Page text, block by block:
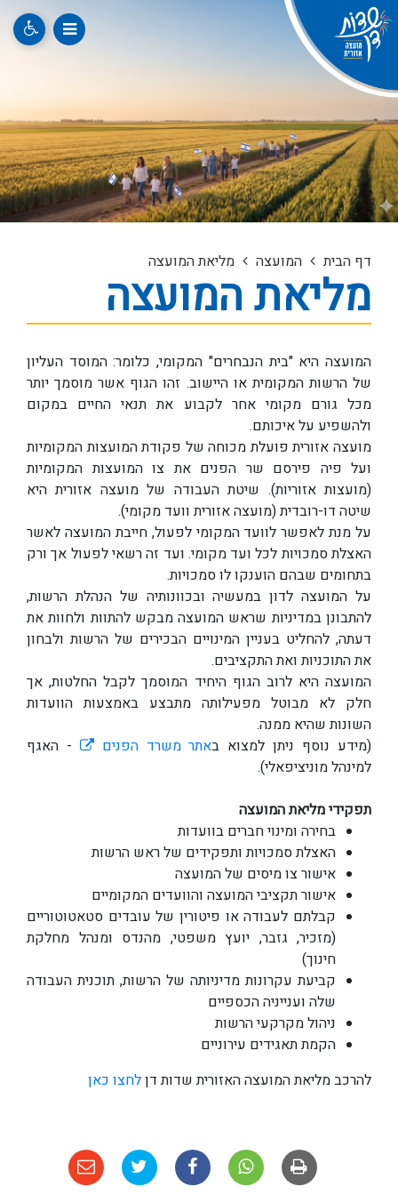
דף הבית המועצה מליאת המועצה
מליאת המועצה
המועצה היא "בית הנבחרים" המקומי, כלומר: המוסד העליון
של הרשות המקומית או היישוב. זהו הגוף אשר מוסמך יותר
מכל גורם מקומי אחר לקבוע את תנאי החיים במקום
ולהשפיע על איכותם.
מועצה אזורית פועלת מכוחה של פקודת המועצות המקומיות
ועל פיה פירסם שר הפנים את צו המועצות המקומיות
(מועצות אזוריות). שיטת העבודה של מועצה אזורית היא
שיטה דו-רובדית (מועצה אזורית וועד מקומי).
על מנת לאפשר לוועד המקומי לפעול, חייבת המועצה לאשר
האצלת סמכויות לכל ועד מקומי. ועד זה רשאי לפעול אך ורק
בתחומים שבהם הוענקו לו סמכויות.
על המועצה לדון במעשיה ובכוונותיה של הנהלת הרשות,
להתבונן במדיניות שראש המועצה מבקש להתוות ולחוות את
דעתה, להחליט בעניין המינויים הבכירים של הרשות ולבחון
את התוכניות ואת התקציבים.
המועצה היא לרוב הגוף היחיד המוסמך לקבל החלטות, אך
חלק לא מבוטל מפעילותה מתבצע באמצעות הוועדות
השונות שהיא ממנה.
(מידע נוסף ניתן למצוא באתר משרד הפנים
- האגף
למינהל מוניציפאלי).
תפקידי מליאת המועצה
בחירה ומינוי חברים בוועדות
האצלת סמכויות ותפקידים של ראש הרשות
אישור צו מיסים של המועצה
אישור תקציבי המועצה והוועדים המקומיים
קבלתם לעבודה או פיטורין של עובדים סטאטוטוריים
(מזכיר, גזבר, יועץ משפטי, מהנדס ומנהל מחלקת
חינוך)
קביעת עקרונות מדיניותה של הרשות, תוכנית העבודה
שלה וענייניה הכספיים
ניהול מקרקעי הרשות
הקמת תאגידים עירוניים
להרכב מליאת המועצה האזורית שדות דןלחצו כאן